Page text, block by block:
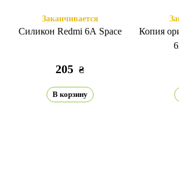
Заканчивается
Силикон Redmi 6A Space
205 ₴
В корзину
Копия